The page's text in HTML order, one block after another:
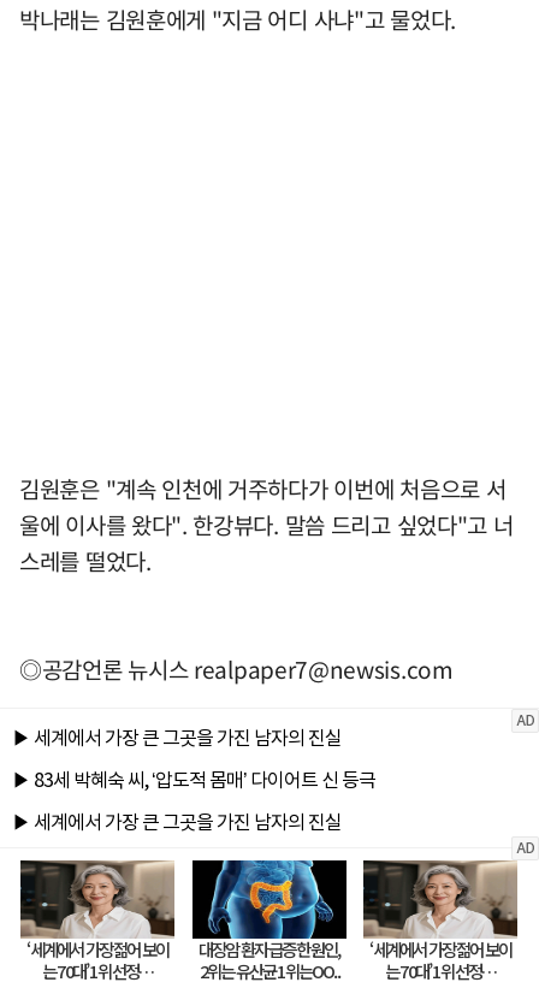
박나래는 김원훈에게 "지금 어디 사냐"고 물었다.
김원훈은 "계속 인천에 거주하다가 이번에 처음으로 서
울에 이사를 왔다". 한강뷰다. 말씀 드리고 싶었다"고 너
스레를 떨었다.
◎공감언론 뉴시스realpaper7@newsis.com